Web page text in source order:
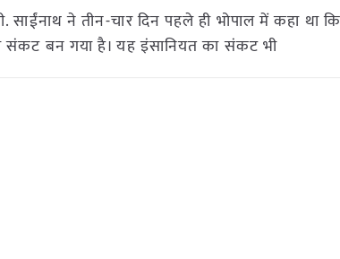
साईंनाथ ने तीन-चार दिन पहले ही भोपाल में कहा
बन गया है। यह इंसानियत का संकट भी